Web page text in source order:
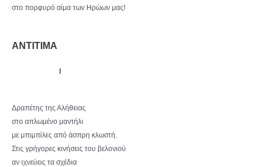
στο πορφυρό αίμα των Ηρώων μας!
ΑΝΤΙΤΙΜΑ
Δραπέτης της Αλήθειας
στο απλωμένο μαντήλι
με μπιμπίλες από άσπρη κλωστή.
Στις γρήγορες κινήσεις του βελονιού
αν ιχνεύεις τα σχέδια